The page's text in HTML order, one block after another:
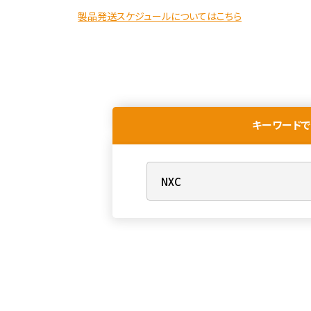
製品発送スケジュールについてはこちら
キーワード